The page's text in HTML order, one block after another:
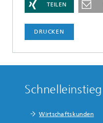
TEILEN
DRUCKEN
Schnelleinstieg
Wirtschaftskunden